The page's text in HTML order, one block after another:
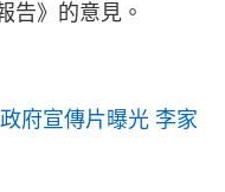
告》的意見。
府宣傳片曝光 李家